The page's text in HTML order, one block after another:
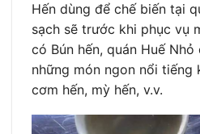
Hến dùng để chế biến tại
sạch sẽ trước khi phục vụ
có Bún hến, quán Huế
những món ngon nổi tiếng
cơm hến, mỳ hến, v.v.